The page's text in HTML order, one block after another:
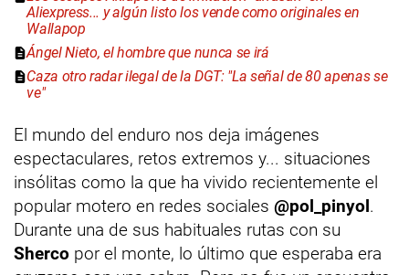
Aliexpress... y algún listo los vende como originales en
Wallapop
Ángel Nieto, el hombre que nunca se irá
Caza otro radar ilegal de la DGT: "La señal de 80 apenas se
ve"
El mundo del enduro nos deja imágenes
espectaculares, retos extremos y... situaciones
insólitas como la que ha vivido recientemente el
popular motero en redes sociales @pol_pinyol.
Durante una de sus habituales rutas con su
Sherco por el monte, lo último que esperaba era